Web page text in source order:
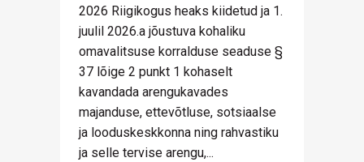
2026 Riigikogus heaks kiidetud ja 1.
juulil 2026.a jõustuva kohaliku
omavalitsuse korralduse seaduse §
37 lõige 2 punkt 1 kohaselt
kavandada arengukavades
majanduse, ettevõtluse, sotsiaalse
ja looduskeskkonna ning rahvastiku
ja selle tervise arengu,...